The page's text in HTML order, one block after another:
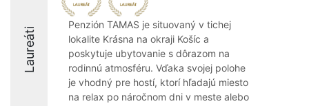
Laureáti
Penzión TAMAS je situovaný v tichej
lokalite Krásna na okraji Košíc a
poskytuje ubytovanie s dôrazom na
rodinnú atmosféru. Vďaka svojej polohe
je vhodný pre hostí, ktorí hľadajú miesto
na relax po náročnom dni v meste alebo